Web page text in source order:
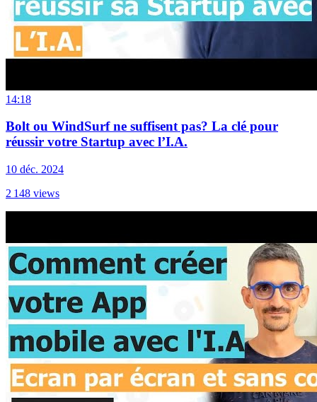
14:18
Bolt ou WindSurf ne suffisent pas? La clé pour
réussir votre Startup avec l’I.A.
10 déc. 2024
2 148 views